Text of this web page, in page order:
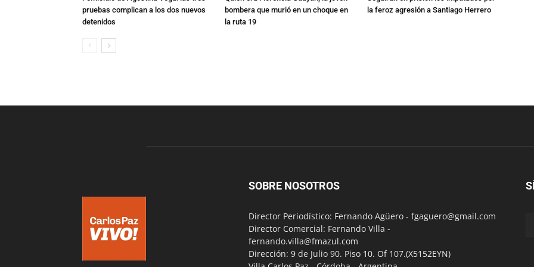
pruebas complican a los dos nuevos
detenidos
bombera que murió en un choque en
la ruta 19
la feroz agresión a Santiago Herrero
SOBRE NOSOTROS
Director Periodístico: Fernando Agüero - fgaguero@gmail.com
Director Comercial: Fernando Villa -
fernando.villa@fmazul.com
Dirección: 9 de Julio 90. Piso 10. Of 107.(X5152EYN)